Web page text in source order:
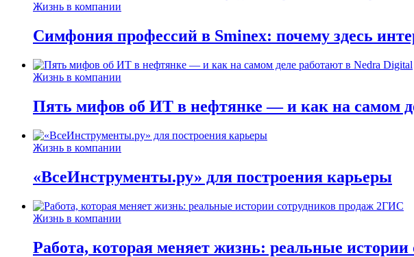
Жизнь в компании
Симфония профессий в Sminex: почему здесь
Жизнь в компании
Пять мифов об ИТ в нефтянке — и как на самом
Жизнь в компании
«ВсеИнструменты.ру» для построения карьеры
Жизнь в компании
Работа, которая меняет жизнь: реальные